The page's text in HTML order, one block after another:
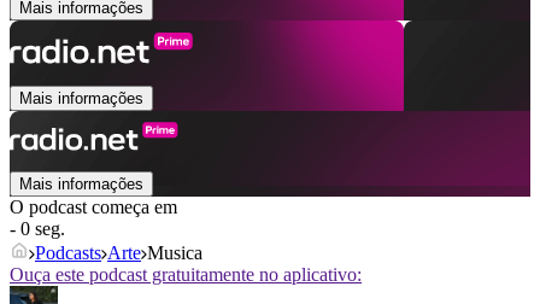
Mais informações
Mais informações
Mais informações
O podcast começa em
- 0 seg.
Podcasts Arte Musica
Ouça este podcast gratuitamente no aplicativo: